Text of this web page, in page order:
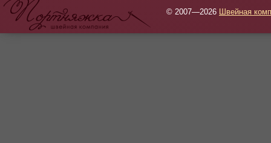
© 2007—2026 Швейная